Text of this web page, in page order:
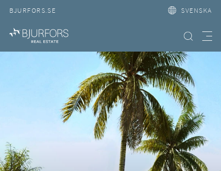
BJURFORS.SE SVENSKA
Hitta bostad